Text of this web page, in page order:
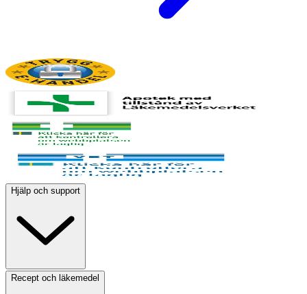
Hjälp och support
Recept och läkemedel